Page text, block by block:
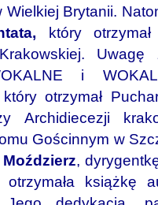
Wielkiej Brytanii.
który
i
otrzymał
Archidiecezji
Gościnnym w
,
książkę